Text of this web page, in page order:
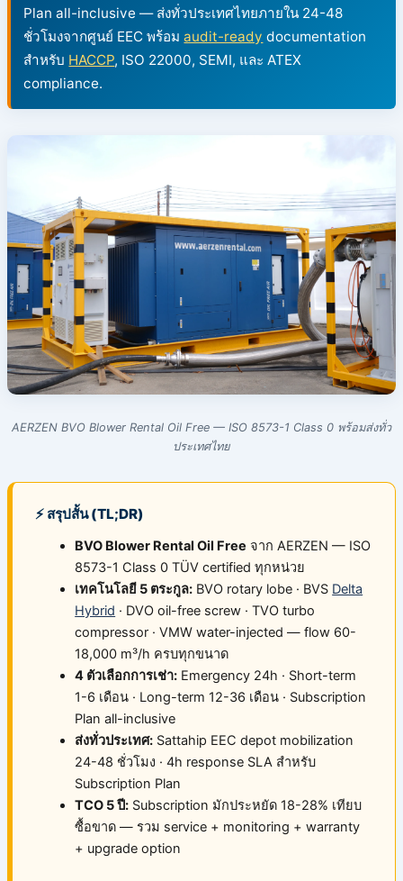
Plan all-inclusive — ส่งทั่วประเทศไทยภายใน 24-48
ชั่วโมงจากศูนย์ EEC พร้อมaudit-ready documentation
สำหรับ HACCP, ISO 22000, SEMI, และ ATEX
compliance.
AERZEN BVO Blower Rental Oil Free — ISO 8573-1 Class 0 พร้อมส่งทั่ว
ประเทศไทย
⚡ สรุปสั้น (TL;DR)
BVO Blower Rental Oil Free จาก AERZEN — ISO
8573-1 Class 0 TÜV certified ทุกหน่วย
เทคโนโลยี 5 ตระกูล: BVO rotary lobe · BVS Delta
Hybrid · DVO oil-free screw · TVO turbo
compressor · VMW water-injected — flow 60-
18,000 m³/h ครบทุกขนาด
4 ตัวเลือกการเช่า: Emergency 24h · Short-term
1-6 เดือน · Long-term 12-36 เดือน · Subscription
Plan all-inclusive
ส่งทั่วประเทศ: Sattahip EEC depot mobilization
24-48 ชั่วโมง · 4h response SLA สำหรับ
Subscription Plan
TCO 5 ปี: Subscription มักประหยัด 18-28% เทียบ
ซื้อขาด — รวม service + monitoring + warranty
+ upgrade option